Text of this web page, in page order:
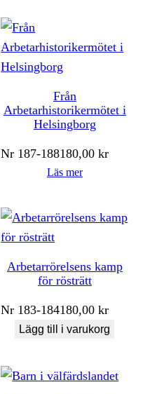
Från
Arbetarhistorikermötet i
Helsingborg
Nr 187-188180,00kr
Läs mer
Arbetarrörelsens kamp
för rösträtt
Nr 183-184180,00kr
Lägg till i varukorg